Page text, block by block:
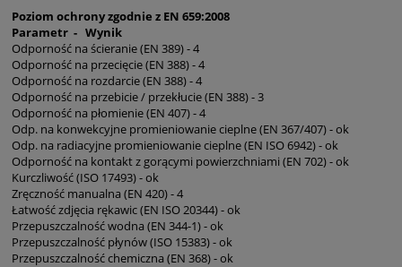
Poziom ochrony zgodnie z EN 659:2008
Parametr - Wynik
Odporność na ścieranie (EN 389) - 4
Odporność na przecięcie (EN 388) - 4
Odporność na rozdarcie (EN 388) - 4
Odporność na przebicie / przekłucie (EN 388) - 3
Odporność na płomienie (EN 407) - 4
Odp. na konwekcyjne promieniowanie cieplne (EN 367/407) - ok
Odp. na radiacyjne promieniowanie cieplne (EN ISO 6942) - ok
Odporność na kontakt z gorącymi powierzchniami (EN 702) - ok
Kurczliwość (ISO 17493) - ok
Zręczność manualna (EN 420) - 4
Łatwość zdjęcia rękawic (EN ISO 20344) - ok
Przepuszczalność wodna (EN 344-1) - ok
Przepuszczalność płynów (ISO 15383) - ok
Przepuszczalność chemiczna (EN 368) - ok